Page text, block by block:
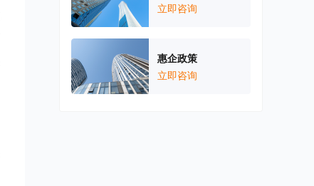
立即咨询
惠企政策
立即咨询